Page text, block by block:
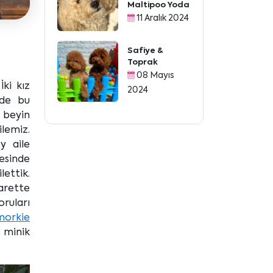
kız
bu
beyin
aile
minik
Maltipoo Yoda
11 Aralık 2024
Safiye &
Toprak
08 Mayıs
2024